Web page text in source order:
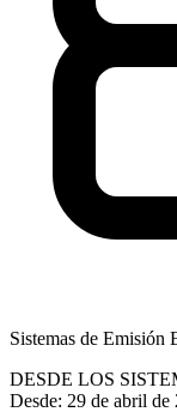
Sistemas de Emisión
DESDE LOS
Desde: 29 de abril de